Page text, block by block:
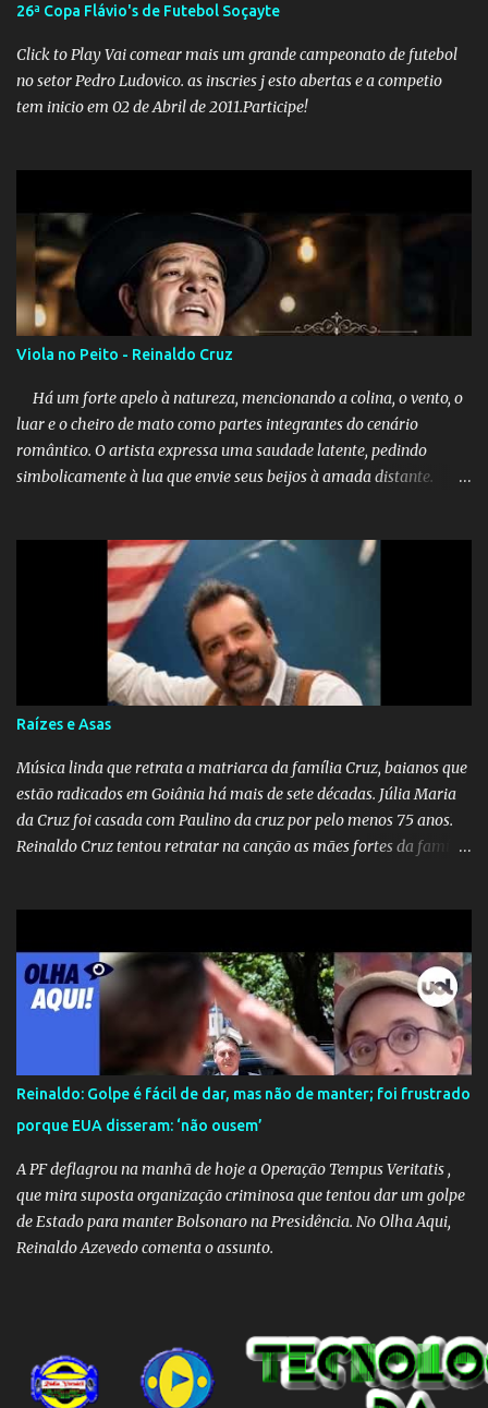
uma investigação para identificar os autores dessas notícias falsas.
O Negacionismo Climático da Extrema Direita Essa disseminação
de fake news não é uma surpresa, pois faz parte de um padrão...
26ª Copa Flávio's de Futebol Soçayte
Click to Play Vai comear mais um grande campeonato de futebol
no setor Pedro Ludovico. as inscries j esto abertas e a competio
tem inicio em 02 de Abril de 2011.Participe!
Viola no Peito - Reinaldo Cruz
Há um forte apelo à natureza, mencionando a colina, o vento, o
luar e o cheiro de mato como partes integrantes do cenário
romântico. O artista expressa uma saudade latente, pedindo
simbolicamente à lua que envie seus beijos à amada distante. A
destino. Reinaldo Cruz enfatiza que seu coração nasceu para ela e
que continuará esperando enquanto houver canções para entoar. A
obra conclui como uma promessa de fidelidade e esperança no
reencontro, unindo a tradição da viola com o sentimento universal
do amor. No geral, o vídeo apresenta uma narrativa lírica sobre a
persistência do afeto através do tempo e do espaço. YouTube
YouTube YouTube
Raízes e Asas
Música linda que retrata a matriarca da família Cruz, baianos que
estão radicados em Goiânia há mais de sete décadas. Júlia Maria
da Cruz foi casada com Paulino da cruz por pelo menos 75 anos.
Reinaldo Cruz tentou retratar na canção as mães fortes da família
Reinaldo: Golpe é fácil de dar, mas não de manter; foi frustrado
porque EUA disseram: ‘não ousem’
A PF deflagrou na manhã de hoje a Operação Tempus Veritatis ,
que mira suposta organização criminosa que tentou dar um golpe
de Estado para manter Bolsonaro na Presidência. No Olha Aqui,
Reinaldo Azevedo comenta o assunto.